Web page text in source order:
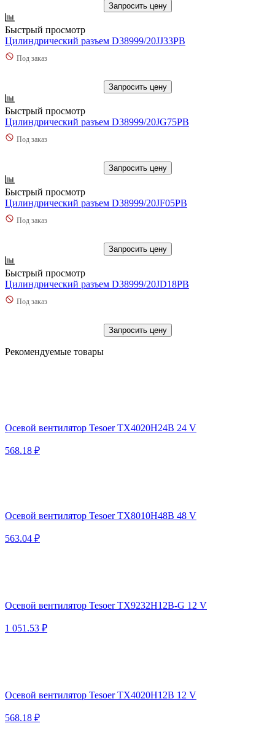
Запросить цену
Быстрый просмотр
Цилиндрический разъем D38999/20JJ33PB
Под заказ
Запросить цену
Быстрый просмотр
Цилиндрический разъем D38999/20JG75PB
Под заказ
Запросить цену
Быстрый просмотр
Цилиндрический разъем D38999/20JF05PB
Под заказ
Запросить цену
Быстрый просмотр
Цилиндрический разъем D38999/20JD18PB
Под заказ
Запросить цену
Рекомендуемые товары
Осевой вентилятор Tesoer TX4020H24B 24 V
568.18 ₽
Осевой вентилятор Tesoer TX8010H48B 48 V
563.04 ₽
Осевой вентилятор Tesoer TX9232H12B-G 12 V
1 051.53 ₽
Осевой вентилятор Tesoer TX4020H12B 12 V
568.18 ₽